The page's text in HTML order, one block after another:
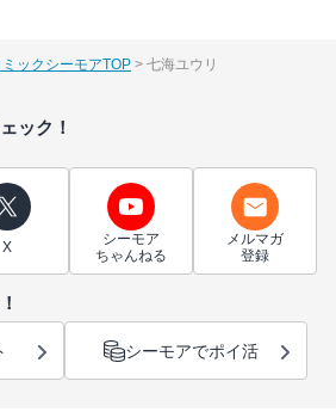
ックシーモアTOP 七海ユウリ
ック！
X
シーモア
ちゃんねる
メルマガ
登録
シーモアでポイ活